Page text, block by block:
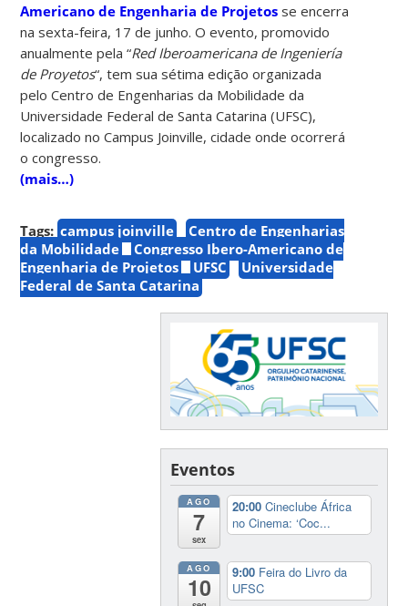
Americano de Engenharia de Projetos se encerra
na sexta-feira, 17 de junho. O evento, promovido
anualmente pela “Red Iberoamericana de Ingeniería
de Proyetos“, tem sua sétima edição organizada
pelo Centro de Engenharias da Mobilidade da
Universidade Federal de Santa Catarina (UFSC),
localizado no Campus Joinville, cidade onde ocorrerá
o congresso.
(mais…)
Tags: campus joinville
Centro de Engenharias
da Mobilidade
Congresso Ibero-Americano de
Engenharia de Projetos
UFSC
Universidade
Federal de Santa Catarina
Eventos
AGO
7
sex
20:00Cineclube África
no Cinema: ‘Coc...
AGO
10
9:00 Feira do Livro da
UFSC